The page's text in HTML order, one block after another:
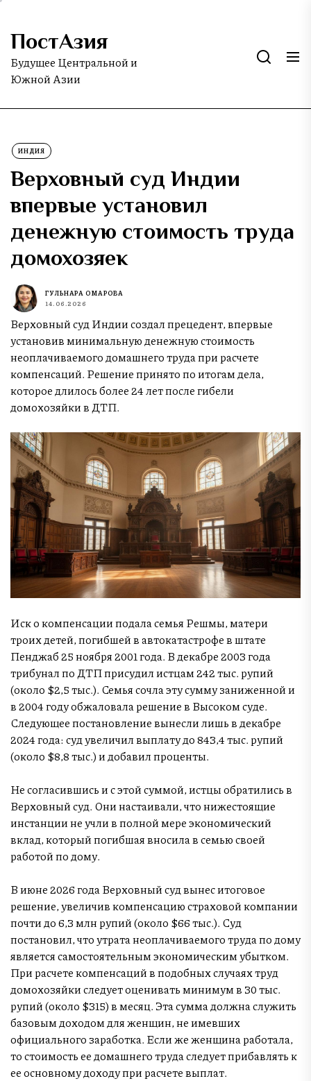
Skip
the
content
ПостАзия
Будущее Центральной и
Южной Азии
ИНДИЯ
Верховный суд Индии
впервые установил
денежную стоимость труда
домохозяек
ГУЛЬНАРА ОМАРОВА
14.06.2026
Верховный суд Индии создал прецедент, впервые
установив минимальную денежную стоимость
неоплачиваемого домашнего труда при расчете
компенсаций. Решение принято по итогам дела,
которое длилось более 24 лет после гибели
домохозяйки в ДТП.
Иск о компенсации подала семья Решмы, матери
троих детей, погибшей в автокатастрофе в штате
Пенджаб 25 ноября 2001 года. В декабре 2003 года
трибунал по ДТП присудил истцам 242 тыс. рупий
(около $2,5 тыс.). Семья сочла эту сумму заниженной и
в 2004 году обжаловала решение в Высоком суде.
Следующее постановление вынесли лишь в декабре
2024 года: суд увеличил выплату до 843,4 тыс. рупий
(около $8,8 тыс.) и добавил проценты.
Не согласившись и с этой суммой, истцы обратились в
Верховный суд. Они настаивали, что нижестоящие
инстанции не учли в полной мере экономический
вклад, который погибшая вносила в семью своей
работой по дому.
В июне 2026 года Верховный суд вынес итоговое
решение, увеличив компенсацию страховой компании
почти до 6,3 млн рупий (около $66 тыс.). Суд
постановил, что утрата неоплачиваемого труда по дому
является самостоятельным экономическим убытком.
При расчете компенсаций в подобных случаях труд
домохозяйки следует оценивать минимум в 30 тыс.
рупий (около $315) в месяц. Эта сумма должна служить
базовым доходом для женщин, не имевших
официального заработка. Если же женщина работала,
то стоимость ее домашнего труда следует прибавлять к
ее основному доходу при расчете выплат.